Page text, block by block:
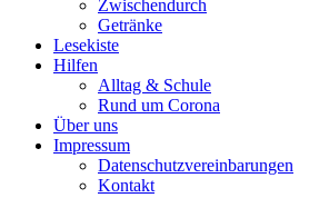
Zwischendurch
Getränke
Lesekiste
Hilfen
Alltag & Schule
Rund um Corona
Über uns
Impressum
Datenschutzvereinbarungen
Kontakt